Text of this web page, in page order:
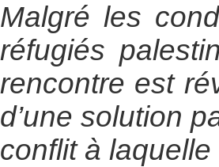
Malgré les
réfugiés
rencontre est
d’une solution
conflit à